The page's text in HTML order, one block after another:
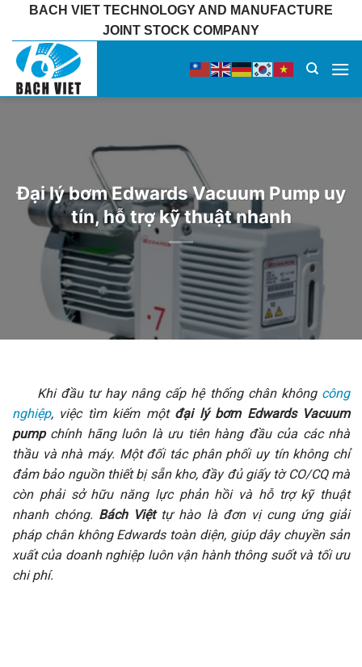
dung
BACH VIET TECHNOLOGY AND MANUFACTURE
JOINT STOCK COMPANY
Đại lý bơm Edwards Vacuum Pump uy
tín, hỗ trợ kỹ thuật nhanh
Khi đầu tư hay nâng cấp hệ thống chân không công
nghiệp, việc tìm kiếm một đại lý bơm Edwards Vacuum
pumpchính hãng luôn là ưu tiên hàng đầu của các nhà
thầu và nhà máy. Một đối tác phân phối uy tín không chỉ
đảm bảo nguồn thiết bị sẵn kho, đầy đủ giấy tờ CO/CQ mà
còn phải sở hữu năng lực phản hồi và hỗ trợ kỹ thuật
nhanh chóng. Bách Việttự hào là đơn vị cung ứng giải
pháp chân không Edwards toàn diện, giúp dây chuyền sản
xuất của doanh nghiệp luôn vận hành thông suốt và tối ưu
chi phí.